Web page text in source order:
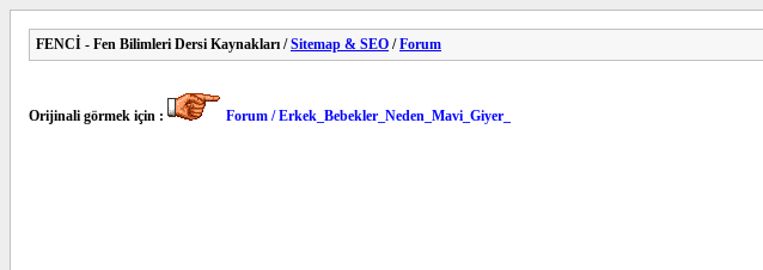
FENCİ - Fen Bilimleri Dersi Kaynakları /Sitemap & SEO /Forum
Orijinali görmek için : Forum / Erkek_Bebekler_Neden_Mavi_Giyer_